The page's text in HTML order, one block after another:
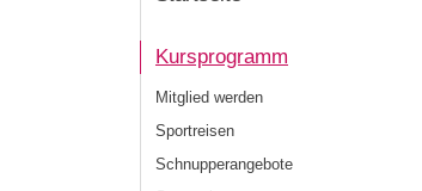
Kursprogramm
Mitglied werden
Sportreisen
Schnupperangebote